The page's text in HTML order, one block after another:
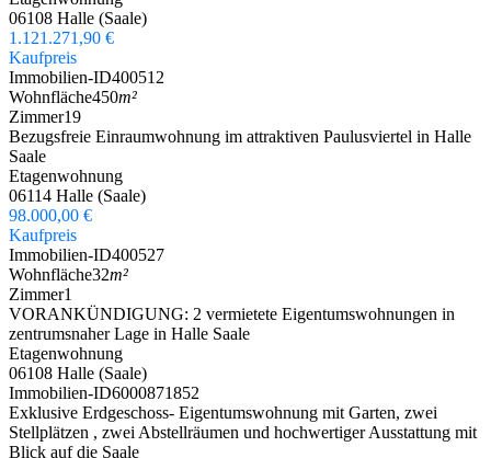
06108 Halle (Saale)
1.121.271,90 €
Kaufpreis
Immobilien-ID400512
Wohnfläche450m²
Zimmer19
Bezugsfreie Einraumwohnung im attraktiven Paulusviertel in Halle
Saale
Etagenwohnung
06114 Halle (Saale)
98.000,00 €
Kaufpreis
Immobilien-ID400527
Wohnfläche32m²
Zimmer1
VORANKÜNDIGUNG: 2 vermietete Eigentumswohnungen in
zentrumsnaher Lage in Halle Saale
Etagenwohnung
06108 Halle (Saale)
Immobilien-ID6000871852
Exklusive Erdgeschoss- Eigentumswohnung mit Garten, zwei
Stellplätzen , zwei Abstellräumen und hochwertiger Ausstattung mit
Blick auf die Saale